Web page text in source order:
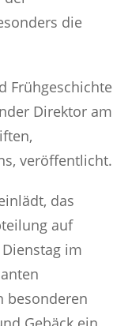
die
Frühgeschichte
Direktor am
veröffentlicht.
das
auf
im
besonderen